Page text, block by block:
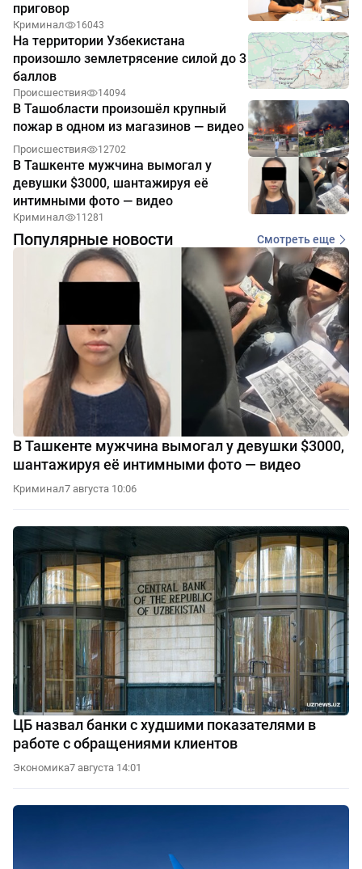
приговор
Криминал 16043
На территории Узбекистана
произошло землетрясение силой до 3
баллов
Происшествия 14094
В Ташобласти произошёл крупный
пожар в одном из магазинов — видео
Происшествия 12702
В Ташкенте мужчина вымогал у
девушки $3000, шантажируя её
интимными фото — видео
Криминал 11281
Популярные новости Смотреть еще
В Ташкенте мужчина вымогал у девушки $3000,
шантажируя её интимными фото — видео
Криминал7 августа 10:06
ЦБ назвал банки с худшими показателями в
работе с обращениями клиентов
Экономика7 августа 14:01